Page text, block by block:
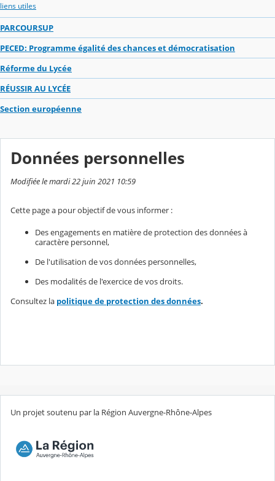
liens utiles
PARCOURSUP
PECED: Programme égalité des chances et démocratisation
Réforme du Lycée
RÉUSSIR AU LYCÉE
Section européenne
Données personnelles
Modifiée le mardi 22 juin 2021 10:59
Cette page a pour objectif de vous informer :
Des engagements en matière de protection des données à
caractère personnel,
De l'utilisation de vos données personnelles,
Des modalités de l'exercice de vos droits.
Consultez la politique de protection des données.
Un projet soutenu par la Région Auvergne-Rhône-Alpes